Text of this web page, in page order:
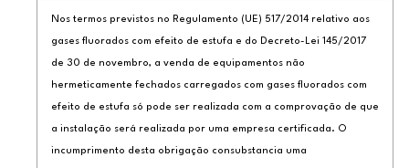
Nos termos previstos no Regulamento (UE) 517/2014 relativo aos
gases fluorados com efeito de estufa e do Decreto-Lei 145/2017
de 30 de novembro, a venda de equipamentos não
hermeticamente fechados carregados com gases fluorados com
efeito de estufa só pode ser realizada com a comprovação de que
a instalação será realizada por uma empresa certificada. O
incumprimento desta obrigação consubstancia uma